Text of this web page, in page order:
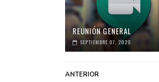
REUNIÓN GENERAL
SEPTIEMBRE 07, 2020
ANTERIOR